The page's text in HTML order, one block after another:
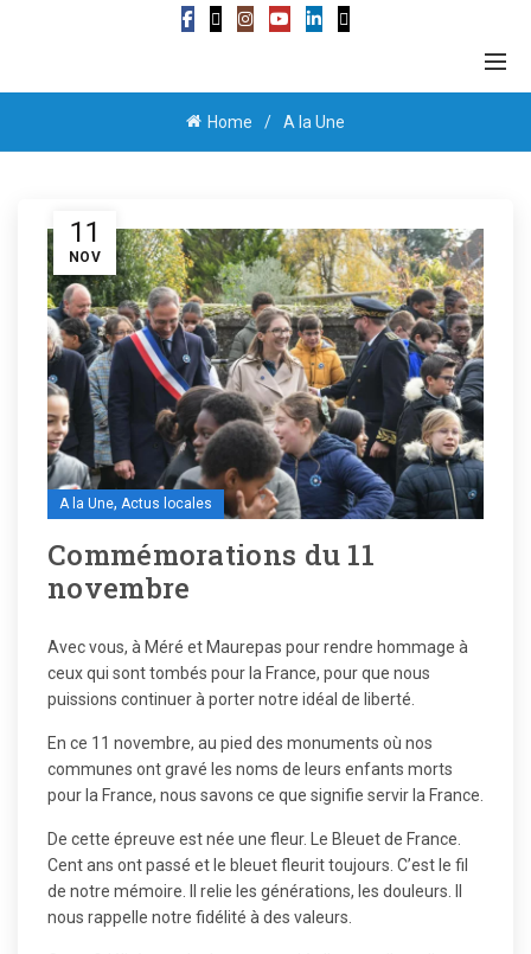
Home A la Une
11
NOV
A la Une, Actus locales
Commémorations du 11
novembre
Avec vous, à Méré et Maurepas pour rendre hommage à
ceux qui sont tombés pour la France, pour que nous
puissions continuer à porter notre idéal de liberté.
En ce 11 novembre, au pied des monuments où nos
communes ont gravé les noms de leurs enfants morts
pour la France, nous savons ce que signifie servir la France.
De cette épreuve est née une fleur. Le Bleuet de France.
Cent ans ont passé et le bleuet fleurit toujours. C’est le fil
de notre mémoire. Il relie les générations, les douleurs. Il
nous rappelle notre fidélité à des valeurs.